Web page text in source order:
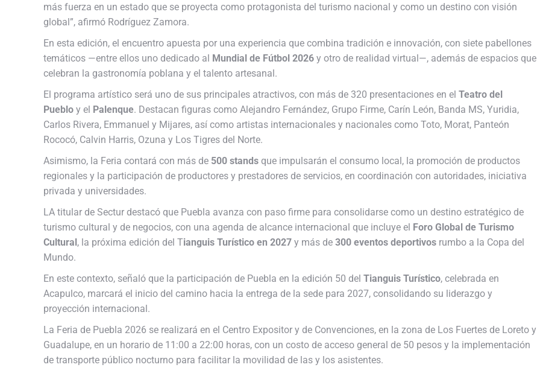
más fuerza en un estado que se proyecta como protagonista del turismo nacional y como un destino con visión
global”, afirmó Rodríguez Zamora.
En esta edición, el encuentro apuesta por una experiencia que combina tradición e innovación, con siete pabellones
temáticos —entre ellos uno dedicado al Mundial de Fútbol 2026 y otro de realidad virtual—, además de espacios que
celebran la gastronomía poblana y el talento artesanal.
El programa artístico será uno de sus principales atractivos, con más de 320 presentaciones en el Teatro del
Pueblo y el Palenque. Destacan figuras como Alejandro Fernández, Grupo Firme, Carín León, Banda MS, Yuridia,
Carlos Rivera, Emmanuel y Mijares, así como artistas internacionales y nacionales como Toto, Morat, Panteón
Rococó, Calvin Harris, Ozuna y Los Tigres del Norte.
Asimismo, la Feria contará con más de 500 stands que impulsarán el consumo local, la promoción de productos
regionales y la participación de productores y prestadores de servicios, en coordinación con autoridades, iniciativa
privada y universidades.
LA titular de Sectur destacó que Puebla avanza con paso firme para consolidarse como un destino estratégico de
turismo cultural y de negocios, con una agenda de alcance internacional que incluye el Foro Global de Turismo
Cultural, la próxima edición del Tianguis Turístico en 2027 y más de 300 eventos deportivos rumbo a la Copa del
Mundo.
En este contexto, señaló que la participación de Puebla en la edición 50 del Tianguis Turístico, celebrada en
Acapulco, marcará el inicio del camino hacia la entrega de la sede para 2027, consolidando su liderazgo y
proyección internacional.
La Feria de Puebla 2026 se realizará en el Centro Expositor y de Convenciones, en la zona de Los Fuertes de Loreto y
Guadalupe, en un horario de 11:00 a 22:00 horas, con un costo de acceso general de 50 pesos y la implementación
de transporte público nocturno para facilitar la movilidad de las y los asistentes.